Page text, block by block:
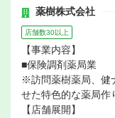
薬樹株式会社
店舗数30以上
【事業内容】
■保険調剤薬局業
※訪問薬樹薬局、健
せた特色的な薬局作
【店舗展開】